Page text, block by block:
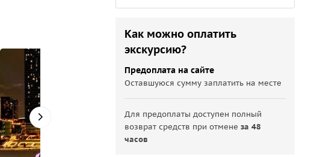
Как можно оплатить
экскурсию?
Предоплата на сайте
Оставшуюся сумму заплатить на месте
Для предоплаты доступен полный
возврат средств при отменеза 48
часов